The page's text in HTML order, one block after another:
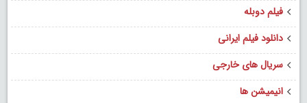
فیلم دوبله
دانلود فیلم ایرانی
سریال های خارجی
انیمیشن ها